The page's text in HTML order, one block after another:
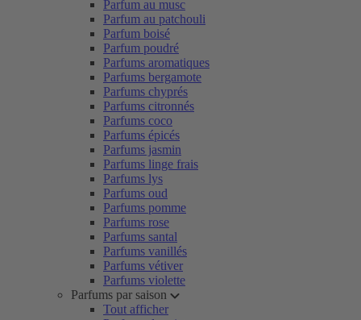
Parfum au musc
Parfum au patchouli
Parfum boisé
Parfum poudré
Parfums aromatiques
Parfums bergamote
Parfums chyprés
Parfums citronnés
Parfums coco
Parfums épicés
Parfums jasmin
Parfums linge frais
Parfums lys
Parfums oud
Parfums pomme
Parfums rose
Parfums santal
Parfums vanillés
Parfums vétiver
Parfums violette
Parfums par saison
Tout afficher